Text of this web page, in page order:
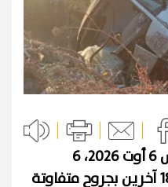
لقي، صباح اليوم الخميس 6 أوت 2026، 6
أشخاص حتفهم، وأصيب 18 آخرين بجروح متفاوتة